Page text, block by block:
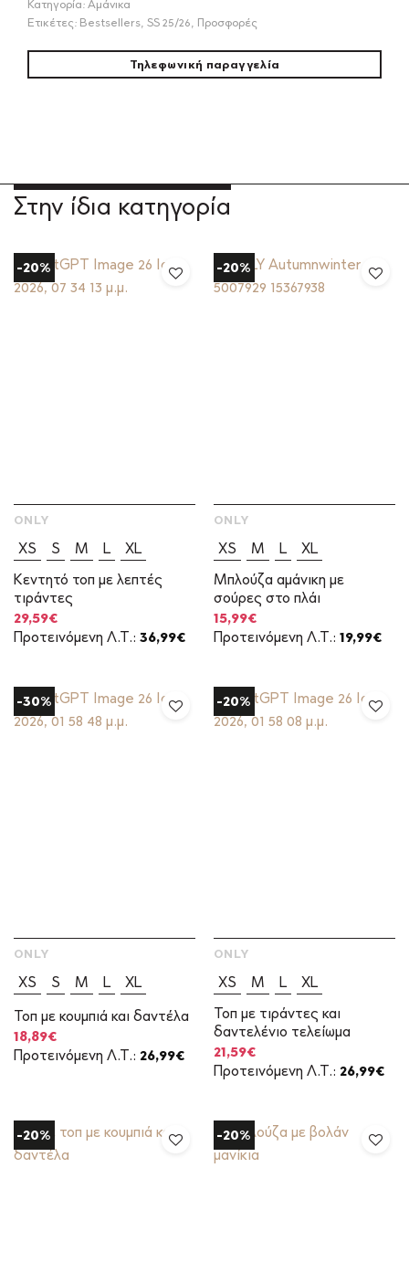
Κατηγορία: Αμάνικα
Ετικέτες: Bestsellers, SS 25/26, Προσφορές
Τηλεφωνική παραγγελία
Στην ίδια κατηγορία
-20%
XS S M L
XL
Κεντητό τοπ με λεπτές
τιράντες
ONLY
Original
price
was:
29,59€Η
τρέχουσα
τιμή
Προτεινόμενη Λ.Τ.: 36,99€
-20%
XS M L
XL
Μπλούζα αμάνικη με
σούρες στο πλάι
ONLY
Original
price
was:
15,99€Η
τρέχουσα
τιμή
Προτεινόμενη Λ.Τ.: 19,99€
-30%
XS S M L
XL
Τοπ με κουμπιά και δαντέλα
ONLY
Original
price
was:
18,89€Η
τρέχουσα
τιμή
Προτεινόμενη Λ.Τ.: 26,99€
-20%
XS M L
XL
Τοπ με τιράντες και
δαντελένιο τελείωμα
ONLY
Original
price
was:
21,59€Η
τρέχουσα
τιμή
Προτεινόμενη Λ.Τ.: 26,99€
-20% -20%